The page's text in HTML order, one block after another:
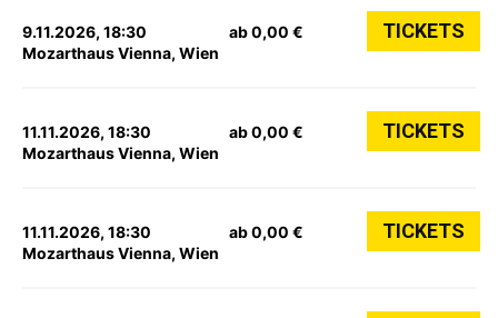
9.11.2026, 18:30
Mozarthaus Vienna, Wien
ab 0,00 € TICKETS
11.11.2026, 18:30
Mozarthaus Vienna, Wien
ab 0,00 € TICKETS
11.11.2026, 18:30
Mozarthaus Vienna, Wien
ab 0,00 € TICKETS